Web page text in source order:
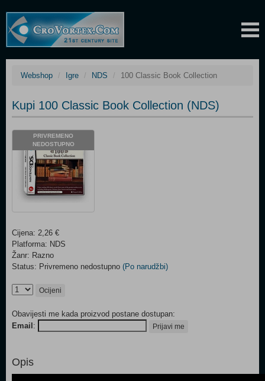
Webshop Igre NDS 100 Classic Book Collection
Kupi 100 Classic Book Collection (NDS)
PRIVREMENO
NEDOSTUPNO
Cijena: 2,26 €
Platforma: NDS
Žanr: Razno
Status: Privremeno nedostupno (Po narudžbi)
Ocijeni
Obavijesti me kada proizvod postane dostupan:
Email : Prijavi me
Opis